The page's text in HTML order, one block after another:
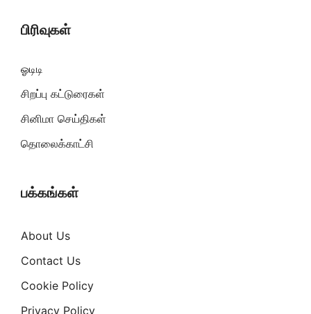
பிரிவுகள்
ஓடிடி
சிறப்பு கட்டுரைகள்
சினிமா செய்திகள்
தொலைக்காட்சி
பக்கங்கள்
About Us
Contact Us
Cookie Policy
Privacy Policy